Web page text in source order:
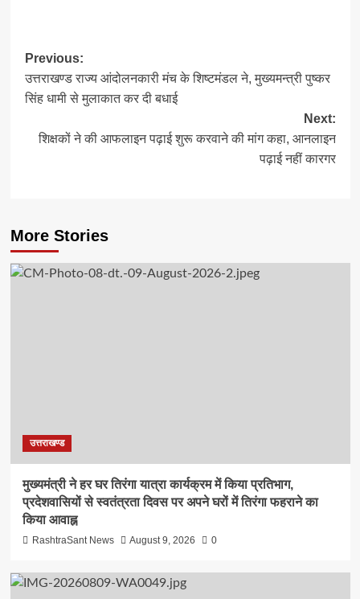
Post
navigation
Previous:
उत्तराखण्ड राज्य आंदोलनकारी मंच के शिष्टमंडल ने, मुख्यमन्त्री पुष्कर
सिंह धामी से मुलाकात कर दी बधाई
Next:
शिक्षकों ने की आफलाइन पढ़ाई शुरू करवाने की मांग कहा, आनलाइन
पढ़ाई नहीं कारगर
More Stories
उत्तराखण्ड
मुख्यमंत्री ने हर घर तिरंगा यात्रा कार्यक्रम में किया प्रतिभाग,
प्रदेशवासियों से स्वतंत्रता दिवस पर अपने घरों में तिरंगा फहराने का
किया आवाह्न
RashtraSant News August 9, 2026 0